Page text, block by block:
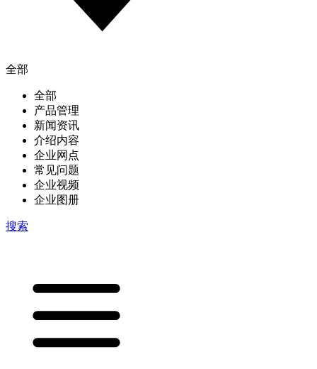
全部
全部
产品管理
新闻资讯
介绍内容
企业网点
常见问题
企业视频
企业图册
搜索